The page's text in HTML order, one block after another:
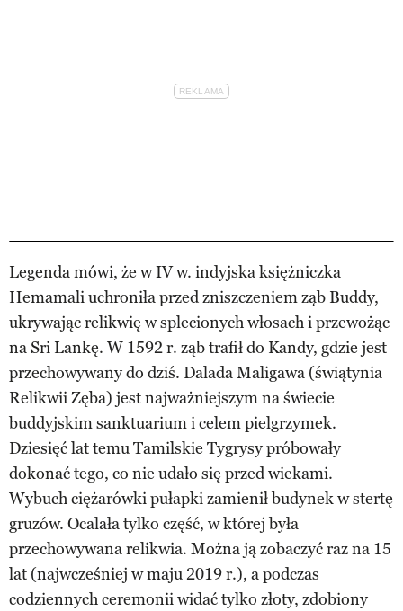
Legenda mówi, że w IV w. indyjska księżniczka
Hemamali uchroniła przed zniszczeniem ząb Buddy,
ukrywając relikwię w splecionych włosach i przewożąc
na Sri Lankę. W 1592 r. ząb trafił do Kandy, gdzie jest
przechowywany do dziś. Dalada Maligawa (świątynia
Relikwii Zęba) jest najważniejszym na świecie
buddyjskim sanktuarium i celem pielgrzymek.
Dziesięć lat temu Tamilskie Tygrysy próbowały
dokonać tego, co nie udało się przed wiekami.
Wybuch ciężarówki pułapki zamienił budynek w stertę
gruzów. Ocalała tylko część, w której była
przechowywana relikwia. Można ją zobaczyć raz na 15
lat (najwcześniej w maju 2019 r.), a podczas
codziennych ceremonii widać tylko złoty, zdobiony